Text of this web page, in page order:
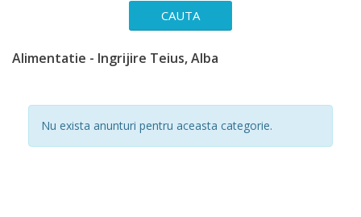
CAUTA
Alimentatie - Ingrijire Teius, Alba
Nu exista anunturi pentru aceasta categorie.